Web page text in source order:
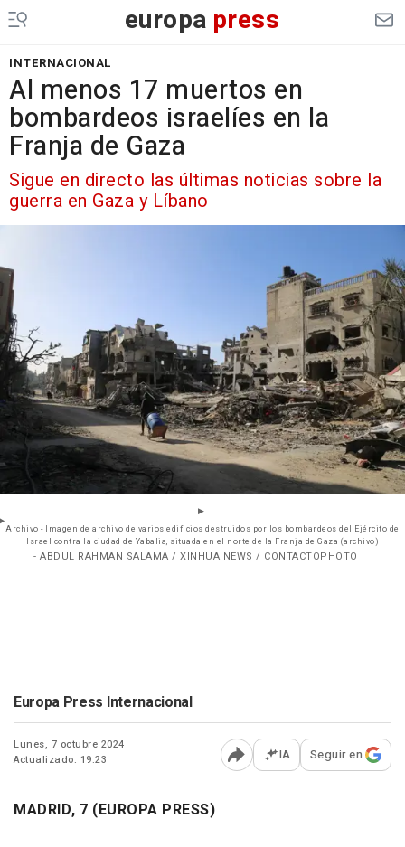
europa press
INTERNACIONAL
Al menos 17 muertos en
bombardeos israelíes en la
Franja de Gaza
Sigue en directo las últimas noticias sobre la
guerra en Gaza y Líbano
Archivo - Imagen de archivo de varios edificios destruidos por los bombardeos del Ejército de
Israel contra la ciudad de Yabalia, situada en el norte de la Franja de Gaza (archivo)
- ABDUL RAHMAN SALAMA / XINHUA NEWS / CONTACTOPHOTO
Europa Press Internacional
Lunes, 7 octubre 2024
Actualizado: 19:23
Abrir opciones para
IA Seguir en
MADRID, 7 (EUROPA PRESS)